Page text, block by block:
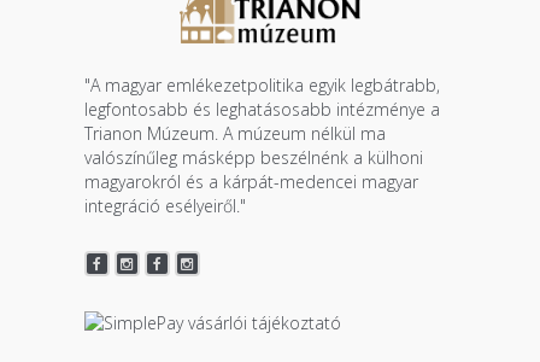
"A magyar emlékezetpolitika egyik legbátrabb,
legfontosabb és leghatásosabb intézménye a
Trianon Múzeum. A múzeum nélkül ma
valószínűleg másképp beszélnénk a külhoni
magyarokról és a kárpát-medencei magyar
integráció esélyeiről."